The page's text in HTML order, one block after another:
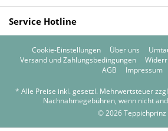
Service Hotline
Cookie-Einstellungen Über uns
Versand und Zahlungsbedingungen
AGB
Impressum
* Alle Preise inkl. gesetzl. Mehrwertsteuer
Nachnahmegebühren, wenn nicht
© 2026 Teppichprinz